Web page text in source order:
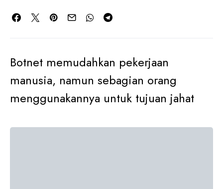
Botnet memudahkan pekerjaan
manusia, namun sebagian orang
menggunakannya untuk tujuan jahat